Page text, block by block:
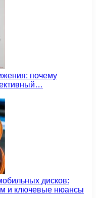
почему
дисков:
и ключевые нюансы